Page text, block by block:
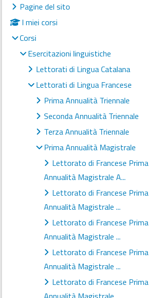
Pagine del sito
I miei corsi
Corsi
Esercitazioni linguistiche
Lettorati di Lingua Catalana
Lettorati di Lingua Francese
Prima Annualità Triennale
Seconda Annualità Triennale
Terza Annualità Triennale
Prima Annualità Magistrale
Lettorato di Francese Prima
Annualità Magistrale A...
Lettorato di Francese Prima
Annualità Magistrale ...
Lettorato di Francese Prima
Annualità Magistrale ...
Lettorato di Francese Prima
Annualità Magistrale ...
Lettorato di Francese Prima